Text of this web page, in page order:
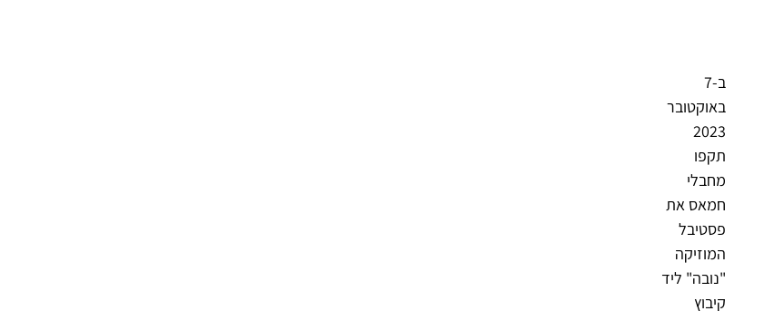
ב-7
באוקטובר
2023
תקפו
מחבלי
חמאס את
פסטיבל
המוזיקה
"נובה" ליד
קיבוץ